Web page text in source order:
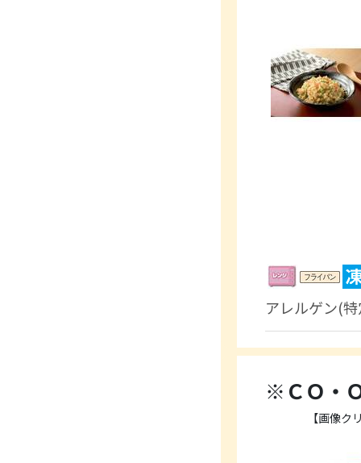
アレルゲン(
※ＣＯ・
【画像ク